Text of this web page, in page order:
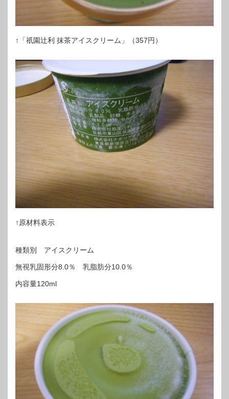
↑「祇園辻利 抹茶アイスクリーム」（357円）
↑原材料表示
種類別 アイスクリーム
無視乳固形分8.0％ 乳脂肪分10.0％
内容量120ml